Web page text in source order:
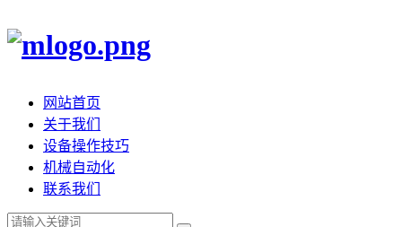
网站首页
关于我们
设备操作技巧
机械自动化
联系我们